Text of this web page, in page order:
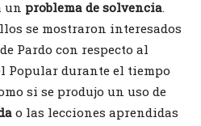
un problema de solvencia.
se mostraron interesados
Pardo con respecto al
Popular durante el tiempo
si se produjo un uso de
o las lecciones aprendidas